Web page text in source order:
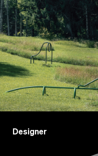
Designer